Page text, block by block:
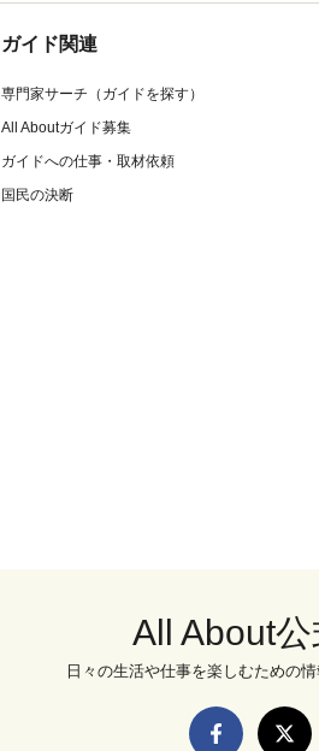
ガイド関連
専門家サーチ（ガイドを探す）
All Aboutガイド募集
ガイドへの仕事・取材依頼
国民の決断
All About
日々の生活や仕事を楽しむための情